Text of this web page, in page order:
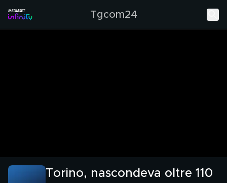
Tgcom24
Torino, nascondeva oltre 110